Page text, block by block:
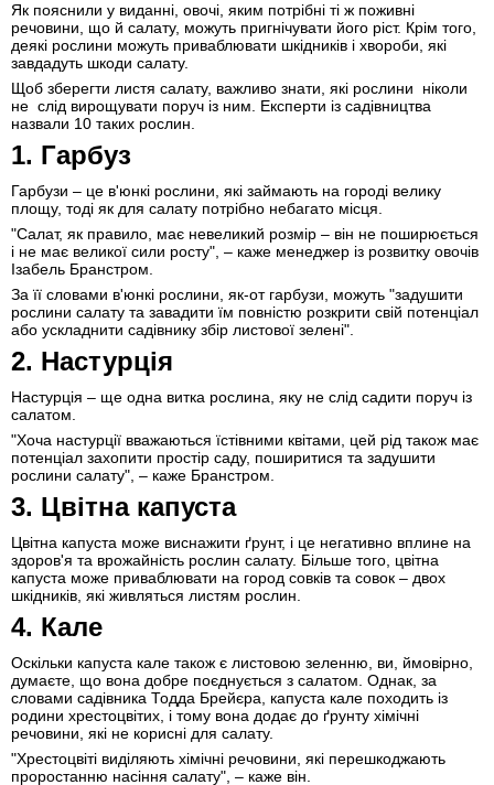
Як пояснили у виданні, овочі, яким потрібні ті ж поживні
речовини, що й салату, можуть пригнічувати його ріст. Крім того,
деякі рослини можуть приваблювати шкідників і хвороби, які
завдадуть шкоди салату.
Щоб зберегти листя салату, важливо знати, які рослини ніколи
не слід вирощувати поруч із ним. Експерти із садівництва
назвали 10 таких рослин.
1. Гарбуз
Гарбузи – це в'юнкі рослини, які займають на городі велику
площу, тоді як для салату потрібно небагато місця.
"Салат, як правило, має невеликий розмір – він не поширюється
і не має великої сили росту", – каже менеджер із розвитку овочів
Ізабель Бранстром.
За її словами в'юнкі рослини, як-от гарбузи, можуть "задушити
рослини салату та завадити їм повністю розкрити свій потенціал
або ускладнити садівнику збір листової зелені".
2. Настурція
Настурція – ще одна витка рослина, яку не слід садити поруч із
салатом.
"Хоча настурції вважаються їстівними квітами, цей рід також має
потенціал захопити простір саду, поширитися та задушити
рослини салату", – каже Бранстром.
3. Цвітна капуста
Цвітна капуста може виснажити ґрунт, і це негативно вплине на
здоров'я та врожайність рослин салату. Більше того, цвітна
капуста може приваблювати на город совків та совок – двох
шкідників, які живляться листям рослин.
4. Кале
Оскільки капуста кале також є листовою зеленню, ви, ймовірно,
думаєте, що вона добре поєднується з салатом. Однак, за
словами садівника Тодда Брейєра, капуста кале походить із
родини хрестоцвітих, і тому вона додає до ґрунту хімічні
речовини, які не корисні для салату.
"Хрестоцвіті виділяють хімічні речовини, які перешкоджають
проростанню насіння салату", – каже він.